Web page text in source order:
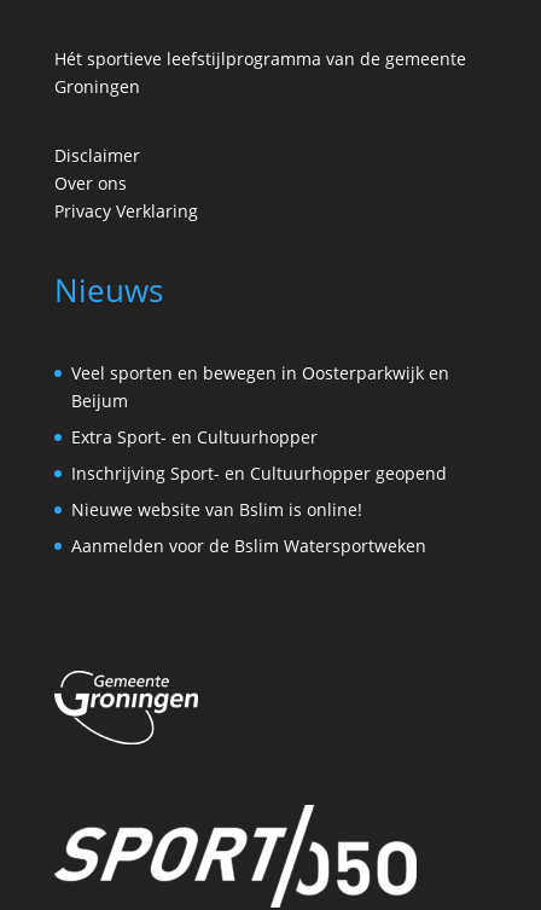
Hét sportieve leefstijlprogramma van de gemeente
Groningen
Disclaimer
Over ons
Privacy Verklaring
Nieuws
Veel sporten en bewegen in Oosterparkwijk en
Beijum
Extra Sport- en Cultuurhopper
Inschrijving Sport- en Cultuurhopper geopend
Nieuwe website van Bslim is online!
Aanmelden voor de Bslim Watersportweken